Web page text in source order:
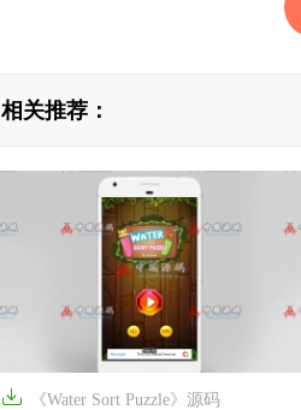
相关推荐：
 《Water Sort Puzzle》源码